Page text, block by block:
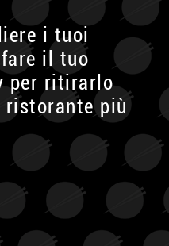
i tuoi
il tuo
per ritirarlo
ristorante più